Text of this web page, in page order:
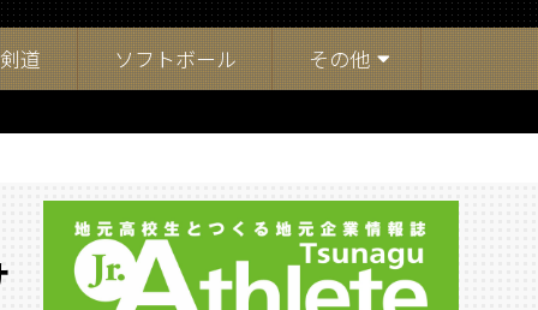
剣道 ソフトボール その他